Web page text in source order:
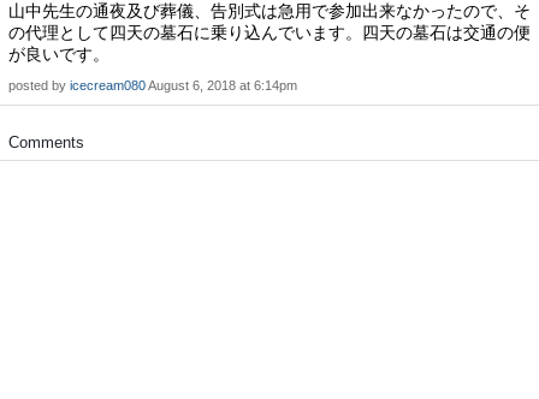
山中先生の通夜及び葬儀、告別式は急用で参加出来なかったので、そ
の代理として四天の墓石に乗り込んでいます。四天の墓石は交通の便
が良いです。
posted by icecream080August 6, 2018 at 6:14pm
Comments